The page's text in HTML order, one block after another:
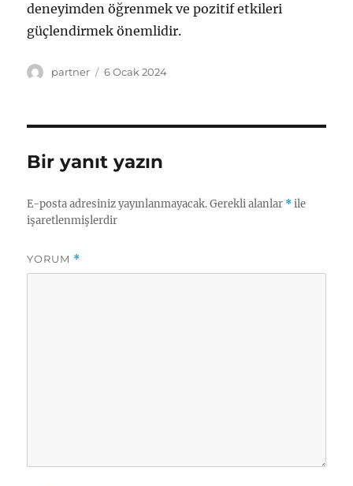
deneyimden öğrenmek ve pozitif etkileri
güçlendirmek önemlidir.
Yazar
partner
Yayın
6 Ocak 2024
Bir yanıt yazın
E-posta adresiniz yayınlanmayacak. Gerekli alanlar *ile
işaretlenmişlerdir
YORUM *